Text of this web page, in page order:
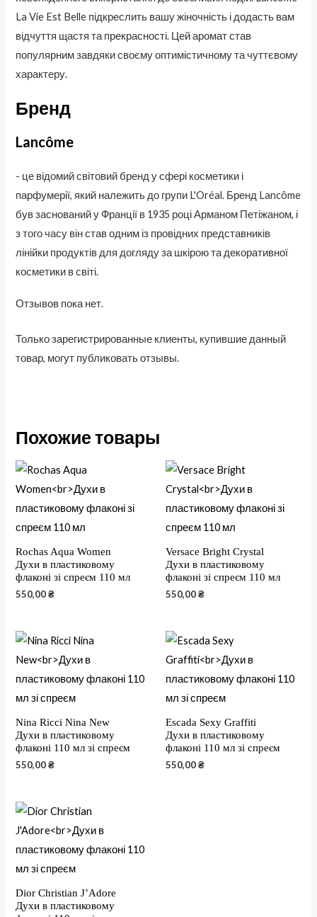
La Vie Est Belle підкреслить вашу жіночність і додасть вам
відчуття щастя та прекрасності. Цей аромат став
популярним завдяки своєму оптимістичному та чуттєвому
характеру.
Бренд
Lancôme
- це відомий світовий бренд у сфері косметики і
парфумерії, який належить до групи L'Oréal. Бренд Lancôme
був заснований у Франції в 1935 році Арманом Петіжаном, і
з того часу він став одним із провідних представників
лінійки продуктів для догляду за шкірою та декоративної
косметики в світі.
Отзывов пока нет.
Только зарегистрированные клиенты, купившие данный
товар, могут публиковать отзывы.
Похожие товары
Rochas Aqua Women
Духи в пластиковому
флаконі зі спреєм 110 мл
550,00₴
Versace Bright Crystal
Духи в пластиковому
флаконі зі спреєм 110 мл
550,00₴
Nina Ricci Nina New
Духи в пластиковому
флаконі 110 мл зі спреєм
550,00₴
Escada Sexy Graffiti
Духи в пластиковому
флаконі 110 мл зі спреєм
550,00₴
Dior Christian J’Adore
Духи в пластиковому